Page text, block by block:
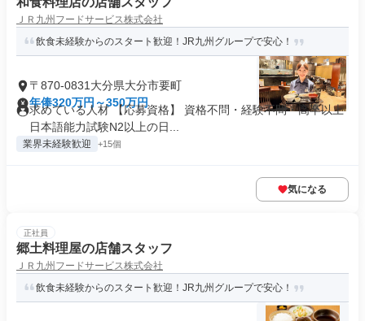
ＪＲ九州フードサービス株式会社
飲食未経験からのスタート歓迎！JR九州グループで安心！
〒870-0831大分県大分市要町
年俸320万円～350万円
求めている人材 【応募資格】 資格不問・経験不問・高卒以上
日本語能力試験N2以上の日...
業界未経験歓迎 +15個
気になる
正社員
郷土料理屋の店舗スタッフ
ＪＲ九州フードサービス株式会社
飲食未経験からのスタート歓迎！JR九州グループで安心！